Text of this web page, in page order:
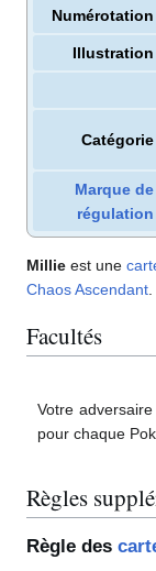
Numérotation
Illustration
Catégorie
Marque de
régulation
Millie est une
Chaos Ascendant
Facultés
Votre
pour chaque
Règles
Règle des